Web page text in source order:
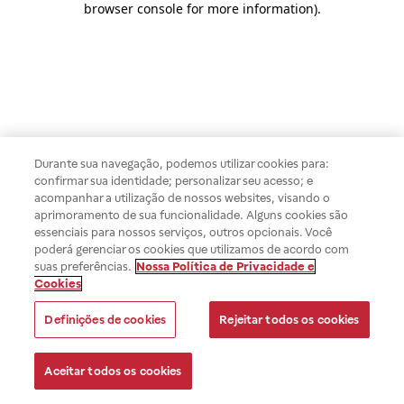
browser console for more information).
Durante sua navegação, podemos utilizar cookies para:
confirmar sua identidade; personalizar seu acesso; e
acompanhar a utilização de nossos websites, visando o
aprimoramento de sua funcionalidade. Alguns cookies são
essenciais para nossos serviços, outros opcionais. Você
poderá gerenciar os cookies que utilizamos de acordo com
suas preferências. Nossa Política de Privacidade e
Cookies
Definições de cookies Rejeitar todos os cookies
Aceitar todos os cookies